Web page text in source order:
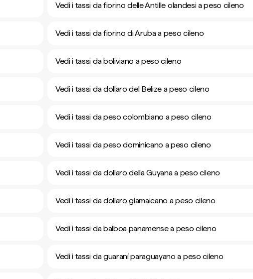
Vedi i tassi da fiorino delle Antille olandesi a peso cileno
Vedi i tassi da fiorino di Aruba a peso cileno
Vedi i tassi da boliviano a peso cileno
Vedi i tassi da dollaro del Belize a peso cileno
Vedi i tassi da peso colombiano a peso cileno
Vedi i tassi da peso dominicano a peso cileno
Vedi i tassi da dollaro della Guyana a peso cileno
Vedi i tassi da dollaro giamaicano a peso cileno
Vedi i tassi da balboa panamense a peso cileno
Vedi i tassi da guaraní paraguayano a peso cileno